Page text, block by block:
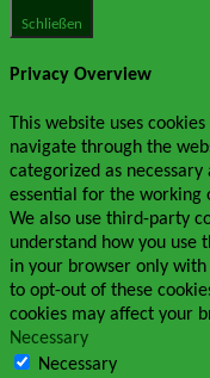
Schließen
Privacy Overview
This website uses
navigate through the
categorized as
essential for the working
We also use third-party
understand how you use
in your browser only with
to opt-out of these
cookies may affect your
Necessary
Necessary